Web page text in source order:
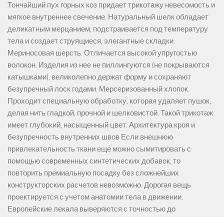
Тончайший пух горных коз придает трикотажу невесомость и
мягкое внутреннее свечение. Натуральный шелк обладает
деликатным мерцанием, подстраивается под температуру
тела и создает струящиеся, элегантные складки.
Мериносовая шерсть. Отличается высокой упругостью
волокон. Изделия из нее не пиллингуются (не покрываются
катышками), великолепно держат форму и сохраняют
безупречный лоск годами. Мерсеризованный хлопок.
Проходит специальную обработку, которая удаляет пушок,
делая нить гладкой, прочной и шелковистой. Такой трикотаж
имеет глубокий, насыщенный цвет. Архитектура кроя и
безупречность внутренних швов Если внешнюю
привлекательность ткани еще можно сымитировать с
помощью современных синтетических добавок, то
повторить премиальную посадку без сложнейших
конструкторских расчетов невозможно. Дорогая вещь
проектируется с учетом анатомии тела в движении.
Европейские лекала выверяются с точностью до